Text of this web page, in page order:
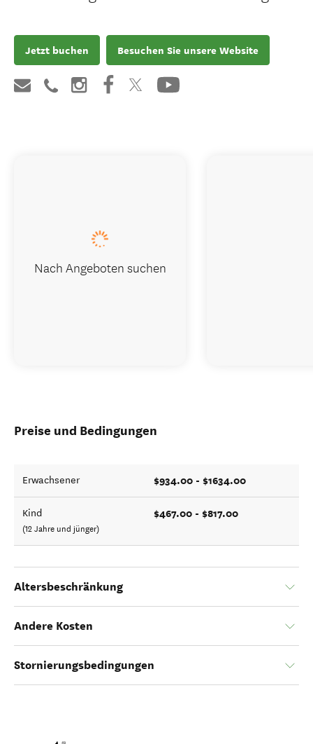
Jetzt buchen Besuchen Sie unsere Website
Preise und Bedingungen
Erwachsener $934.00 - $1634.00
Kind
(12 Jahre und jünger)
$467.00 - $817.00
Altersbeschränkung
Andere Kosten
Stornierungsbedingungen
Nach Angeboten suchen